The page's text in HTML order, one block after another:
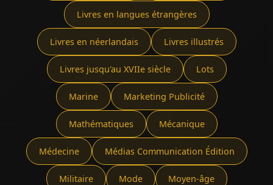
Livres en langues étrangères
Livres en néerlandais Livres illustrés
Livres jusqu'au XVIIe siècle Lots
Marine Marketing Publicité
Mathématiques Mécanique
Médecine Médias Communication Édition
Militaire Mode Moyen-âge